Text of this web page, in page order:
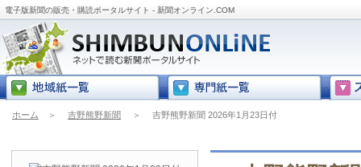
電子版新聞の販売・購読ポータルサイト - 新聞オンライン.COM
ホーム ＞ 吉野熊野新聞 ＞ 吉野熊野新聞 2026年1月23日付